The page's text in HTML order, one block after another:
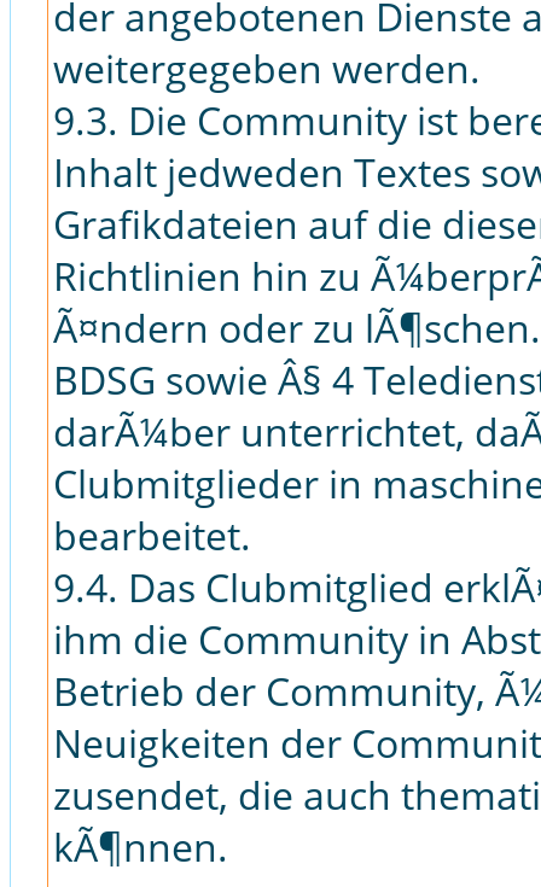
der angebotenen Dienste
weitergegeben werden.
9.3. Die Community ist
Inhalt jedweden Textes
Grafikdateien auf die
Richtlinien hin zu
Ã¤ndern oder zu
BDSG sowie Â§ 4
darÃ¼ber unterrichtet,
Clubmitglieder in
bearbeitet.
9.4. Das Clubmitglied
ihm die Community in
Betrieb der Community,
Neuigkeiten der
zusendet, die auch
kÃ¶nnen.